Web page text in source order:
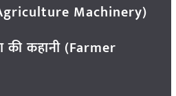
Machinery)
की कहानी (Farmer